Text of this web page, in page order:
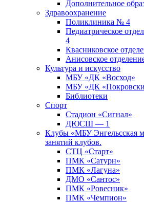
Дополнительное
Здравоохранение
Поликлиника № 4
Педиатрическое
4
Квасниковское
Анисовское
Культура и искусство
МБУ «ДК «Восход»
МБУ «ДК
Библиотеки
Спорт
Стадион «Сигнал»
ДЮСШ — 1
Клубы «МБУ Энгельсская
занятий клубов.
СТЦ «Старт»
ПМК «Сатурн»
ПМК «Лагуна»
ДМО «Сантос»
ПМК «Ровесник»
ПМК «Чемпион»